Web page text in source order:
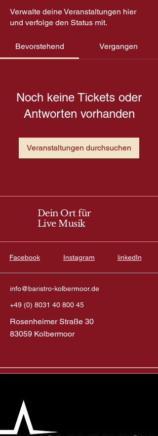
Verwalte deine Veranstaltungen hier
und verfolge den Status mit.
Bevorstehend Vergangen
Noch keine Tickets oder
Antworten vorhanden
Veranstaltungen durchsuchen
Dein Ort für
Live Musik
Facebook Instagram linkedIn
info@baristro-kolbermoor.de
+49 (0) 8031 40 800 45
Rosenheimer Straße 30
83059 Kolbermoor